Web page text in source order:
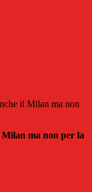
il Milan ma non
Milan ma non per la